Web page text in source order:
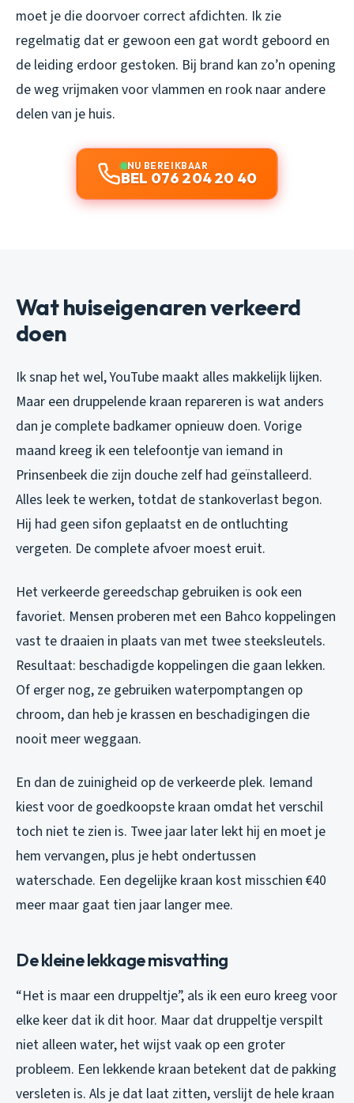
moet je die doorvoer correct afdichten. Ik zie
regelmatig dat er gewoon een gat wordt geboord en
de leiding erdoor gestoken. Bij brand kan zo’n opening
de weg vrijmaken voor vlammen en rook naar andere
delen van je huis.
NU BEREIKBAAR
BEL 076 204 20 40
Wat huiseigenaren verkeerd
doen
Ik snap het wel, YouTube maakt alles makkelijk lijken.
Maar een druppelende kraan repareren is wat anders
dan je complete badkamer opnieuw doen. Vorige
maand kreeg ik een telefoontje van iemand in
Prinsenbeek die zijn douche zelf had geïnstalleerd.
Alles leek te werken, totdat de stankoverlast begon.
Hij had geen sifon geplaatst en de ontluchting
vergeten. De complete afvoer moest eruit.
Het verkeerde gereedschap gebruiken is ook een
favoriet. Mensen proberen met een Bahco koppelingen
vast te draaien in plaats van met twee steeksleutels.
Resultaat: beschadigde koppelingen die gaan lekken.
Of erger nog, ze gebruiken waterpomptangen op
chroom, dan heb je krassen en beschadigingen die
nooit meer weggaan.
En dan de zuinigheid op de verkeerde plek. Iemand
kiest voor de goedkoopste kraan omdat het verschil
toch niet te zien is. Twee jaar later lekt hij en moet je
hem vervangen, plus je hebt ondertussen
waterschade. Een degelijke kraan kost misschien €40
meer maar gaat tien jaar langer mee.
De kleine lekkage misvatting
“Het is maar een druppeltje”, als ik een euro kreeg voor
elke keer dat ik dit hoor. Maar dat druppeltje verspilt
niet alleen water, het wijst vaak op een groter
probleem. Een lekkende kraan betekent dat de pakking
versleten is. Als je dat laat zitten, verslijt de hele kraan